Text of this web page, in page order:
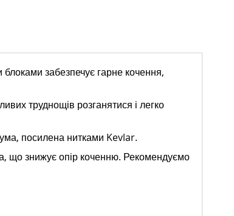
блоками забезпечує гарне кочення,
труднощів розганятися і легко
посилена нитками Kevlar.
що знижує опір коченню. Рекомендуємо